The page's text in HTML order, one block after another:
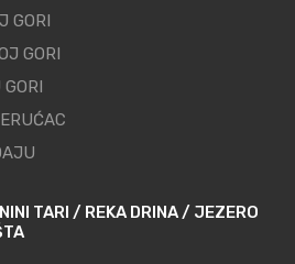
GORI
GORI
TARI / REKA DRINA / JEZERO